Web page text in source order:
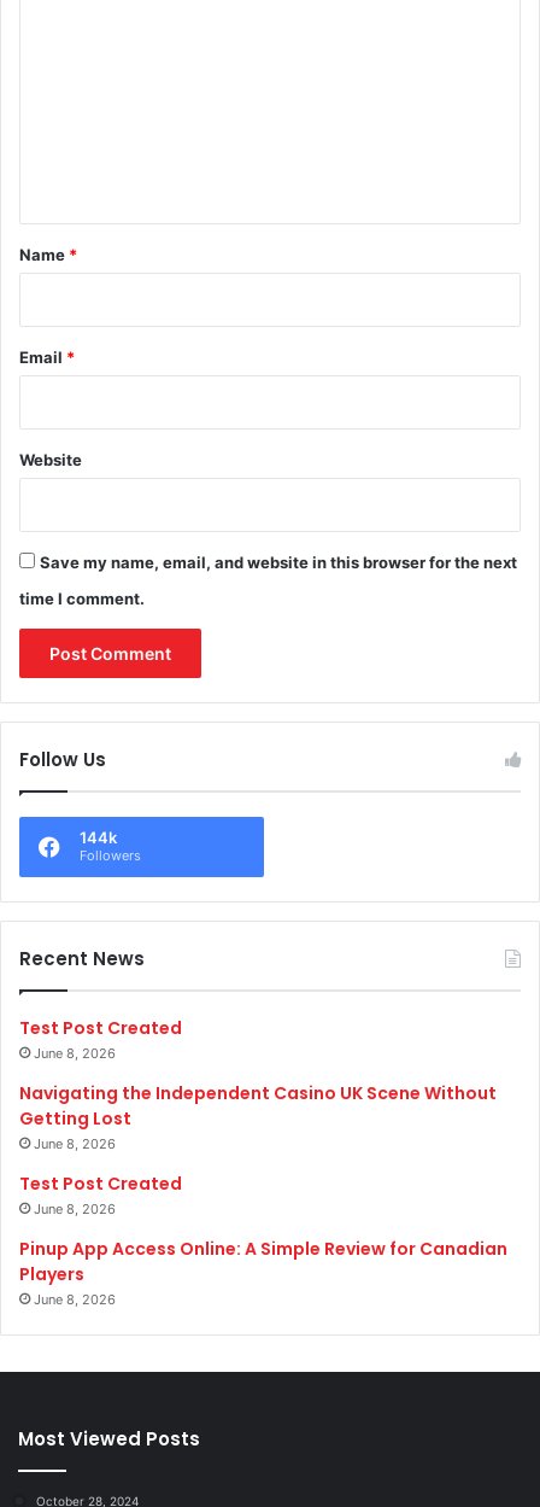
*
Name *
Email *
Website
Save my name, email, and website in this browser for the next
time I comment.
Follow Us
144k
Followers
Recent News
Test Post Created
June 8, 2026
Navigating the Independent Casino UK Scene Without
Getting Lost
June 8, 2026
Test Post Created
June 8, 2026
Pinup App Access Online: A Simple Review for Canadian
Players
June 8, 2026
Most Viewed Posts
October 28, 2024